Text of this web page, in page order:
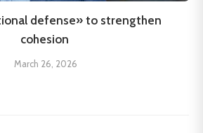
defense» to strengthen
cohesion
March 26, 2026